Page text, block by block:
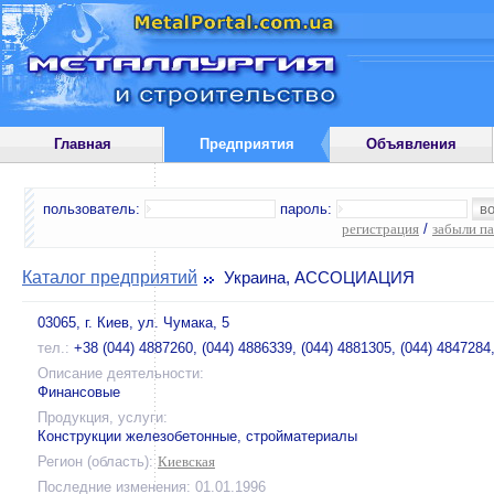
Главная Предприятия Объявления
пользователь:
пароль:
регистрация / забыли
Каталог предприятий Украина, АССОЦИАЦИЯ
03065, г. Киев, ул. Чумака, 5
тел.: +38 (044) 4887260, (044) 4886339, (044) 4881305, (044)
Описание деятельности:
Финансовые
Продукция, услуги:
Конструкции железобетонные, стройматериалы
Регион (область): Киевская
Последние изменения: 01.01.1996